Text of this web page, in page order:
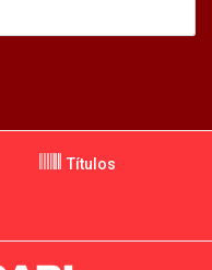
Títulos